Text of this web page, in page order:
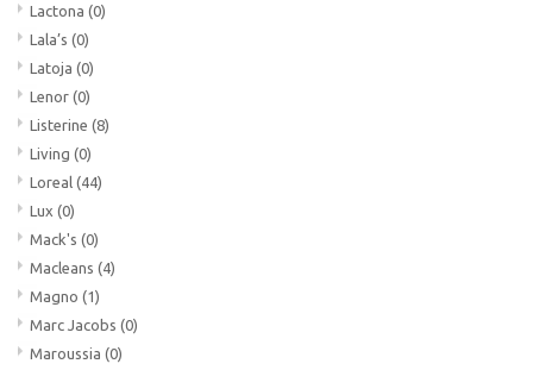
Lactona (0)
Lala’s (0)
Latoja (0)
Lenor (0)
Listerine (8)
Living (0)
Loreal (44)
Lux (0)
Mack's (0)
Macleans (4)
Magno (1)
Marc Jacobs (0)
Maroussia (0)